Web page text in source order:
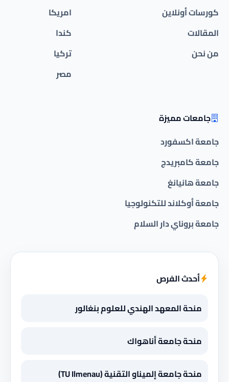
كورسات أونلاين
المقالات
من نحن
امريكا
كندا
تركيا
مصر
جامعات مميزة
جامعة اكسفورد
جامعة كامبريدج
جامعة هانيانغ
جامعة أوكلاند للتكنولوجيا
جامعة بروناي دار السلام
أحدث الفرص
منحة المعهد الهندي للعلوم بنغالور
منحة جامعة أناهواك
منحة جامعة إلميناو التقنية (TU Ilmenau)